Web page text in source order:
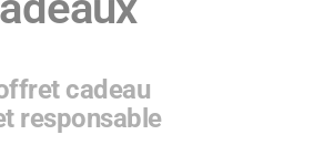
cadeau
responsable